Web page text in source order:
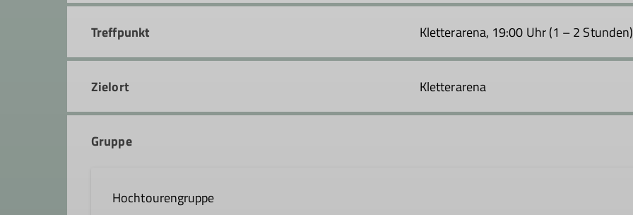
Treffpunkt Kletterarena, 19:00 Uhr (1 – 2 Stunden)
Zielort Kletterarena
Gruppe
Hochtourengruppe